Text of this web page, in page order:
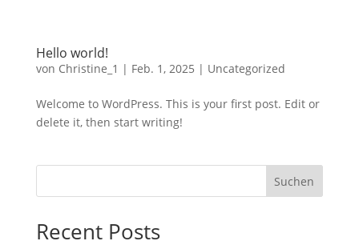
Hello world!
von Christine_1 | Feb. 1, 2025 | Uncategorized
Welcome to WordPress. This is your first post. Edit or
delete it, then start writing!
Suchen
Recent Posts